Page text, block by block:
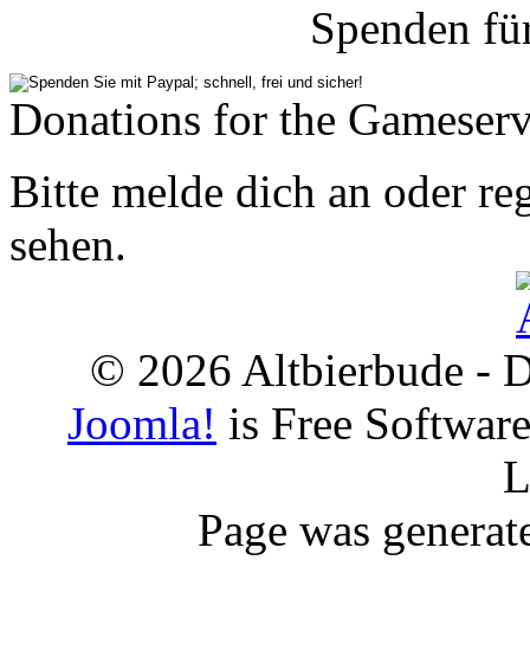
Spenden
Donations for the
Bitte melde dich an oder
sehen.
© 2026 Altbierbude -
Joomla! is Free
Page was